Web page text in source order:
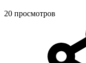
20 просмотров